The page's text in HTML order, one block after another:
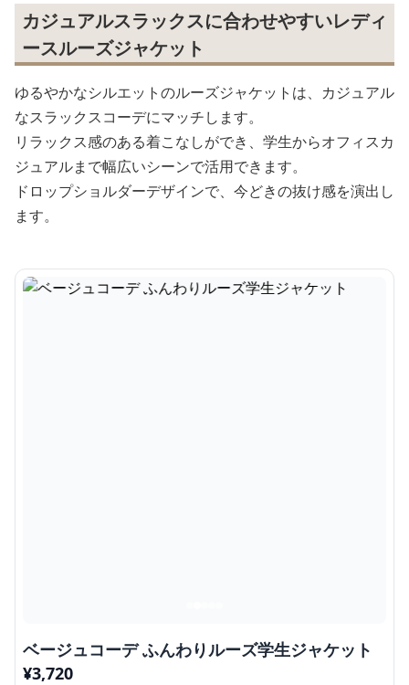
カジュアルスラックスに合わせやすいレディ
ースルーズジャケット
ゆるやかなシルエットのルーズジャケットは、カジュアル
なスラックスコーデにマッチします。
リラックス感のある着こなしができ、学生からオフィスカ
ジュアルまで幅広いシーンで活用できます。
ドロップショルダーデザインで、今どきの抜け感を演出し
ます。
ベージュコーデ ふんわりルーズ学生ジャケット
¥3,720